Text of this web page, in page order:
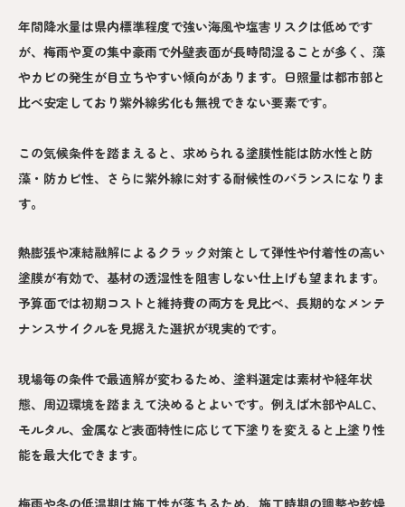
年間降水量は県内標準程度で強い海風や塩害リスクは低めです
が、梅雨や夏の集中豪雨で外壁表面が長時間湿ることが多く、藻
やカビの発生が目立ちやすい傾向があります。日照量は都市部と
比べ安定しており紫外線劣化も無視できない要素です。
この気候条件を踏まえると、求められる塗膜性能は防水性と防
藻・防カビ性、さらに紫外線に対する耐候性のバランスになりま
す。
熱膨張や凍結融解によるクラック対策として弾性や付着性の高い
塗膜が有効で、基材の透湿性を阻害しない仕上げも望まれます。
予算面では初期コストと維持費の両方を見比べ、長期的なメンテ
ナンスサイクルを見据えた選択が現実的です。
現場毎の条件で最適解が変わるため、塗料選定は素材や経年状
態、周辺環境を踏まえて決めるとよいです。例えば木部やALC、
モルタル、金属など表面特性に応じて下塗りを変えると上塗り性
能を最大化できます。
梅雨や冬の低温期は施工性が落ちるため、施工時期の調整や乾燥